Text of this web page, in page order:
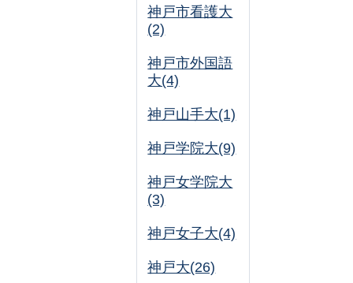
神戸市看護大
(2)
神戸市外国語
大(4)
神戸山手大(1)
神戸学院大(9)
神戸女学院大
(3)
神戸女子大(4)
神戸大(26)